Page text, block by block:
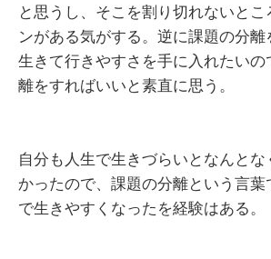
と思うし、そこを割り切れないと
ンがある気がする。逆に課題の分離
生きて行きやすさを手に入れたいの
離をすればいいと素直に思う。
自分も人生で生きづらいとなんと
かったので、課題の分離という言葉
で生きやすくなったを経験はある。